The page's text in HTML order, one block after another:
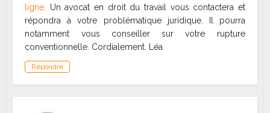
ligne. Un avocat en droit du travail vous contactera et
répondra à votre problématique juridique. Il pourra
notamment vous conseiller sur votre rupture
conventionnelle. Cordialement. Léa
Répondre